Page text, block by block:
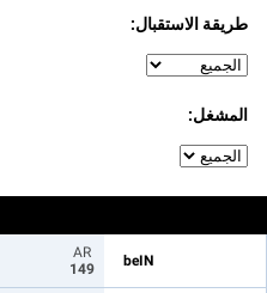
طريقة الاستقبال:
المشغل:
beIN
AR
149